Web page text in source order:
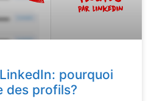
pourquoi
des profils?